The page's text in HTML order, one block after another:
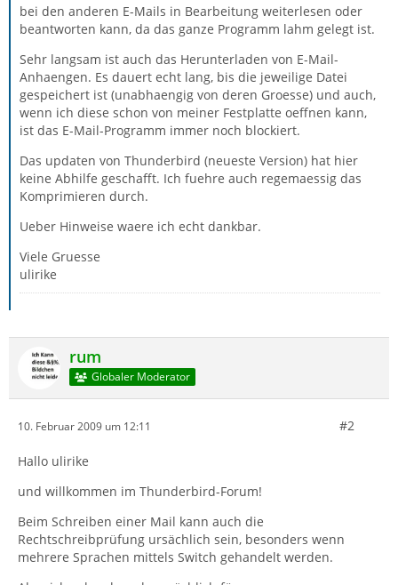
bei den anderen E-Mails in Bearbeitung weiterlesen oder
beantworten kann, da das ganze Programm lahm gelegt ist.
Sehr langsam ist auch das Herunterladen von E-Mail-
Anhaengen. Es dauert echt lang, bis die jeweilige Datei
gespeichert ist (unabhaengig von deren Groesse) und auch,
wenn ich diese schon von meiner Festplatte oeffnen kann,
ist das E-Mail-Programm immer noch blockiert.
Das updaten von Thunderbird (neueste Version) hat hier
keine Abhilfe geschafft. Ich fuehre auch regemaessig das
Komprimieren durch.
Ueber Hinweise waere ich echt dankbar.
Viele Gruesse
ulirike
rum
Globaler Moderator
10. Februar 2009 um 12:11 #2
Hallo ulirike
und willkommen im Thunderbird-Forum!
Beim Schreiben einer Mail kann auch die
Rechtschreibprüfung ursächlich sein, besonders wenn
mehrere Sprachen mittels Switch gehandelt werden.